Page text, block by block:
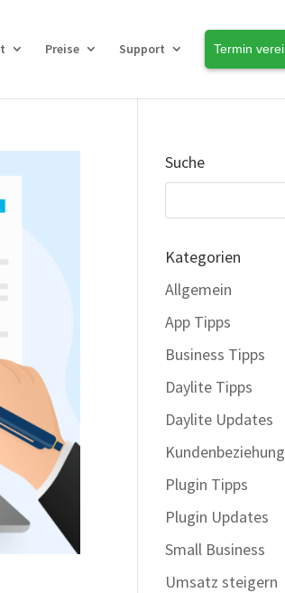
Preise Support Termin
Suche
Kategorien
Allgemein
App Tipps
Business Tipps
Daylite Tipps
Daylite Updates
Plugin Tipps
Plugin Updates
Small Business
Umsatz steigern